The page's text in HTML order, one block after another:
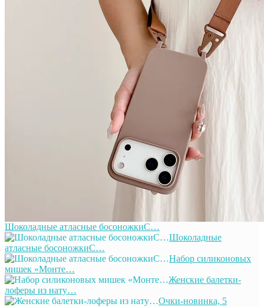
Шоколадные атласные босоножкиС…
Шоколадные
атласные босоножкиС…
Набор силиконовых
мишек «Монте…
Женские балетки-
лоферы из нату…
Очки-новинка, 5